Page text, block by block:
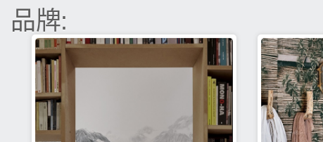
品牌: